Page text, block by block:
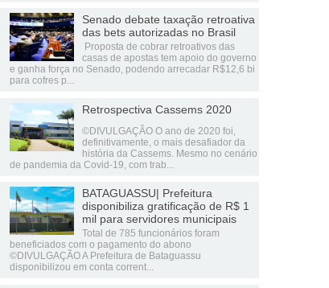
Senado debate taxação retroativa
das bets autorizadas no Brasil
Proposta de cobrar retroativos das
casas de apostas tem apoio do governo
e ganha força no Senado, podendo arrecadar R$12,6 bi
para cofres p...
Retrospectiva Cassems 2020
©DIVULGAÇÃO O ano de 2020 foi,
definitivamente, o mais desafiador da
história da Cassems. Mesmo no cenário
de pandemia da Covid-19, com trab...
BATAGUASSU| Prefeitura
disponibiliza gratificação de R$ 1
mil para servidores municipais
Total de 785 funcionários foram
beneficiados com o pagamento do abono
©DIVULGAÇÃO A Prefeitura de Bataguassu
disponibilizou em conta corrent...